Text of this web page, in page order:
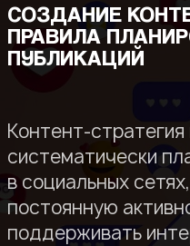
СОЗДАНИЕ
ПРАВИЛА
ПУБЛИКАЦИЙ
Контент-стратегия
систематически
в социальных
постоянную
поддерживать